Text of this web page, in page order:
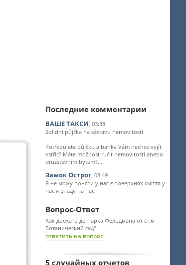
Последние комментарии
ВАШЕ ТАКСИ, 03:38
Solidní půjčka na zástavu nemovitosti
Potřebujete půjčku a banka Vám nechce vyjít
vstříc? Máte možnost ručit nemovitosti anebo
družstevním bytem?...
Замок Острог, 08:49
Я не можу поняти у нас є поверхнях сміття у
нас я впаду на нас
Вопрос-Ответ
Как доехать до парка Фельдмана от ст.м
Ботанический сад?
ответить на вопрос
5 случайных отчетов